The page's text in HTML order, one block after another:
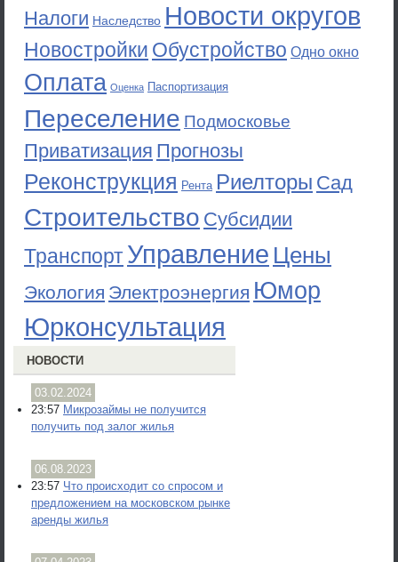
Налоги Наследство Новости округов
Новостройки Обустройство Одно окно
Оплата Оценка Паспортизация
Переселение Подмосковье
Приватизация Прогнозы
Реконструкция Рента Риелторы Сад
Строительство Субсидии
ТранспортУправление Цены
Экология Электроэнергия Юмор
Юрконсультация
НОВОСТИ
03.02.2024
23:57 Микрозаймы не получится
получить под залог жилья
06.08.2023
23:57 Что происходит со спросом и
предложением на московском рынке
аренды жилья